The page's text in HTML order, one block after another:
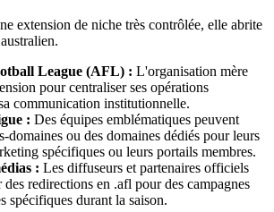
extension de niche très contrôlée, elle abrite
League (AFL) : L'organisation mère
pour centraliser ses opérations
communication institutionnelle.
: Des équipes emblématiques peuvent
domaines ou des domaines dédiés pour leurs
spécifiques ou leurs portails membres.
: Les diffuseurs et partenaires officiels
redirections en .afl pour des campagnes
spécifiques durant la saison.